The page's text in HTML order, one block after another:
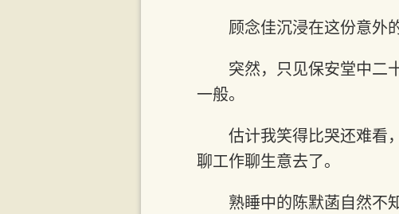
顾念佳沉浸在这份意外
突然，只见保安堂中二
一般。
估计我笑得比哭还难看
聊工作聊生意去了。
熟睡中的陈默菡自然不